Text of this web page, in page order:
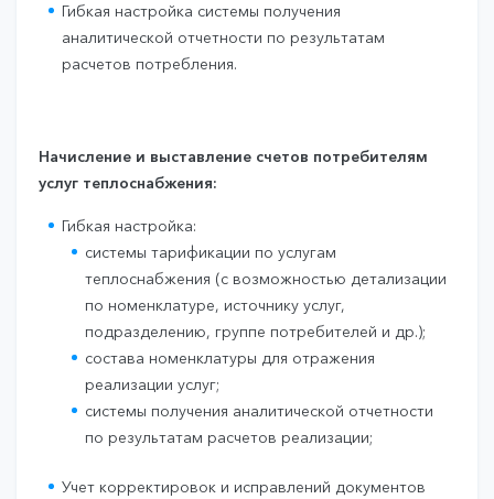
Гибкая настройка системы получения
аналитической отчетности по результатам
расчетов потребления.
Начисление и выставление счетов потребителям
услуг теплоснабжения:
Гибкая настройка:
системы тарификации по услугам
теплоснабжения (с возможностью детализации
по номенклатуре, источнику услуг,
подразделению, группе потребителей и др.);
состава номенклатуры для отражения
реализации услуг;
системы получения аналитической отчетности
по результатам расчетов реализации;
Учет корректировок и исправлений документов